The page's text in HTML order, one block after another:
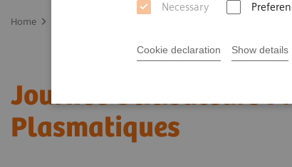
Necessary
Cookie declaration Show details
Home
Journée Utilisateurs
Plasmatiques